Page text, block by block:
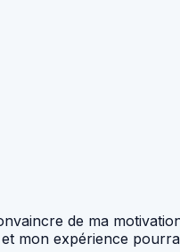
de ma
mon expérience